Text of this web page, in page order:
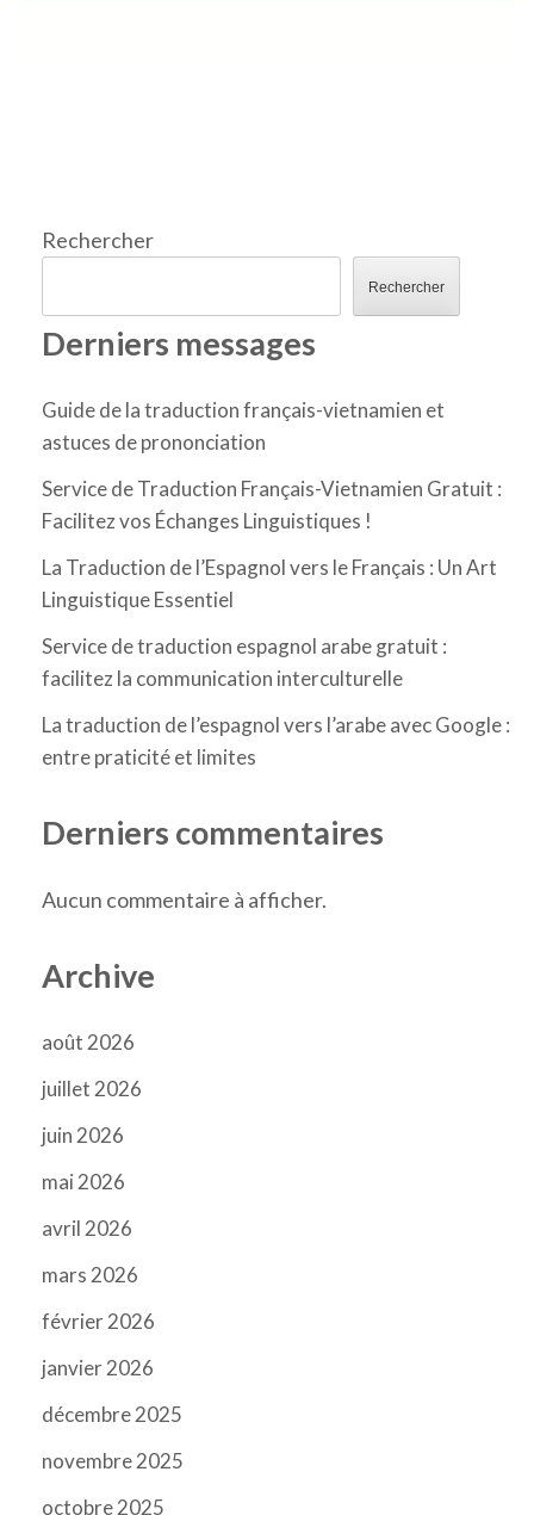
Rechercher
Rechercher
Derniers messages
Guide de la traduction français-vietnamien et
astuces de prononciation
Service de Traduction Français-Vietnamien Gratuit :
Facilitez vos Échanges Linguistiques !
La Traduction de l’Espagnol vers le Français : Un Art
Linguistique Essentiel
Service de traduction espagnol arabe gratuit :
facilitez la communication interculturelle
La traduction de l’espagnol vers l’arabe avec Google :
entre praticité et limites
Derniers commentaires
Aucun commentaire à afficher.
Archive
août 2026
juillet 2026
juin 2026
mai 2026
avril 2026
mars 2026
février 2026
janvier 2026
décembre 2025
novembre 2025
octobre 2025